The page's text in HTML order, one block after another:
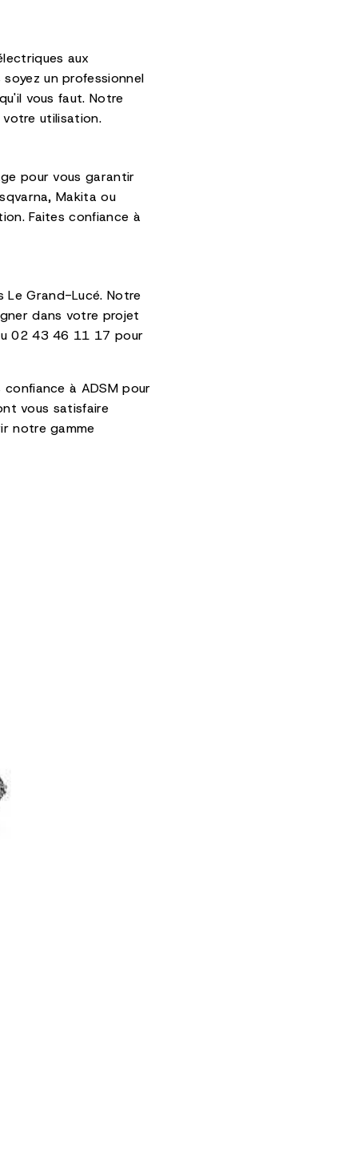
aux
un professionnel
vous faut. Notre
utilisation.
pour vous garantir
Makita ou
Faites confiance à
Le Grand-Lucé. Notre
dans votre projet
02 43 46 11 17 pour
à ADSM pour
vous satisfaire
notre gamme